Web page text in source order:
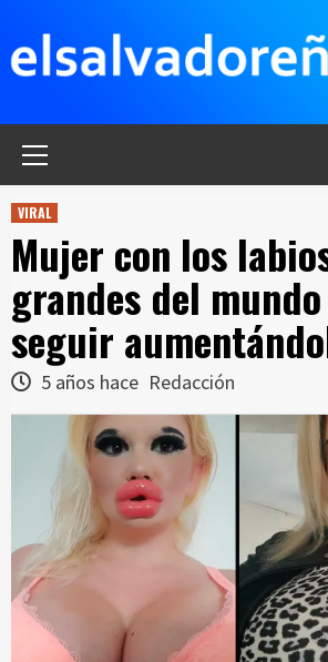
contenido
VIRAL
Mujer con los
grandes del
seguir
5 años hace Redacción